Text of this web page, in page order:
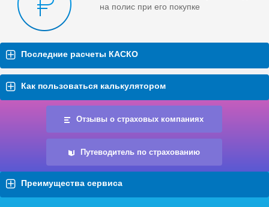
на полис при его покупке
Последние расчеты КАСКО
Как пользоваться калькулятором
Отзывы о страховых компаниях
Путеводитель по страхованию
Преимущества сервиса